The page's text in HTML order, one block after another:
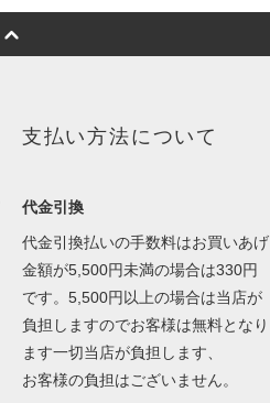
支払い方法について
代金引換
代金引換払いの手数料はお買いあげ
金額が5,500円未満の場合は330円
です。5,500円以上の場合は当店が
負担しますのでお客様は無料となり
ます一切当店が負担します、
お客様の負担はございません。